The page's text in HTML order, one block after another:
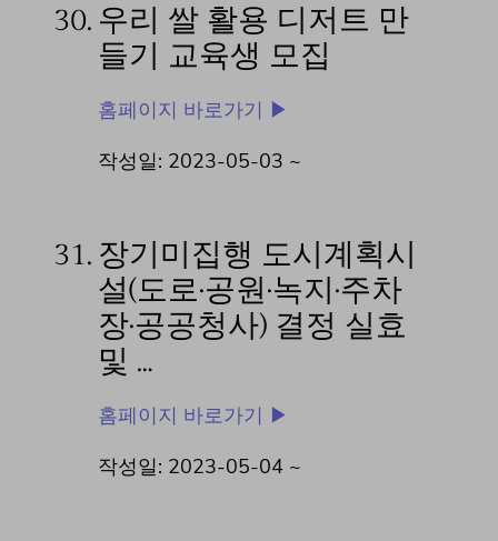
30. 우리 쌀 활용 디저트 만
들기 교육생 모집
홈페이지 바로가기 ▶
작성일: 2023-05-03 ~
31. 장기미집행 도시계획시
설(도로·공원·녹지·주차
장·공공청사) 결정 실효
및 …
홈페이지 바로가기 ▶
작성일: 2023-05-04 ~